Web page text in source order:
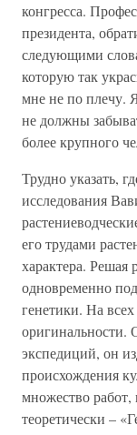
конгресса.
президента,
следующими
которую так
мне не по плечу.
не должны
более крупного
Трудно указать,
исследования
его трудами
характера. Решая
одновременно
генетики. На
оригинальности.
экспедиций, он
происхождения
множество
теоретически –